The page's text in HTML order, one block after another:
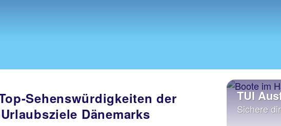
Sehenswürdigkeiten der
Urlaubsziele Dänemarks
TUI
Sichere